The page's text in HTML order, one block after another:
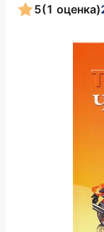
5(1 оценка)